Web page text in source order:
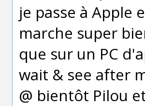
je passe à Apple
marche super
que sur un PC
wait & see after
@ bientôt Pilou